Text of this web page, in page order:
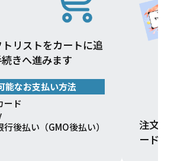
リストをカートに追
きへ進みます
能なお支払い方法
ード
行後払い（GMO後払い）
注文方
ードを